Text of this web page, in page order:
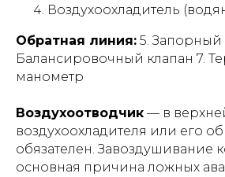
Воздухоохладитель
Обратная линия: 5. Запорный
Балансировочный клапан 7.
манометр
Воздухоотводчик — в
воздухоохладителя или его
обязателен. Завоздушивание
основная причина ложных